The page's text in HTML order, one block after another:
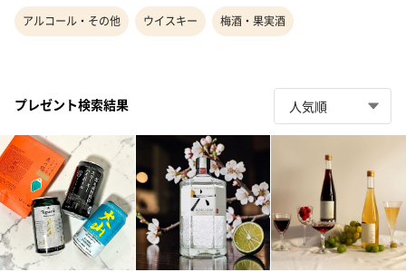
アルコール・その他 ウイスキー 梅酒・果実酒
プレゼント検索結果